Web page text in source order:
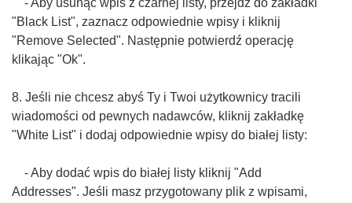
- Aby usunąć wpis z czarnej listy, przejdź do zakładki
"Black List", zaznacz odpowiednie wpisy i kliknij
"Remove Selected". Następnie potwierdź operację
klikając "Ok".
8. Jeśli nie chcesz abyś Ty i Twoi użytkownicy tracili
wiadomości od pewnych nadawców, kliknij zakładkę
"White List" i dodaj odpowiednie wpisy do białej listy:
- Aby dodać wpis do białej listy kliknij "Add
Addresses". Jeśli masz przygotowany plik z wpisami,